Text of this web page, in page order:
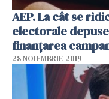
AEP. La cât se
electorale
finanţarea
28 NOIEMBRIE 2019